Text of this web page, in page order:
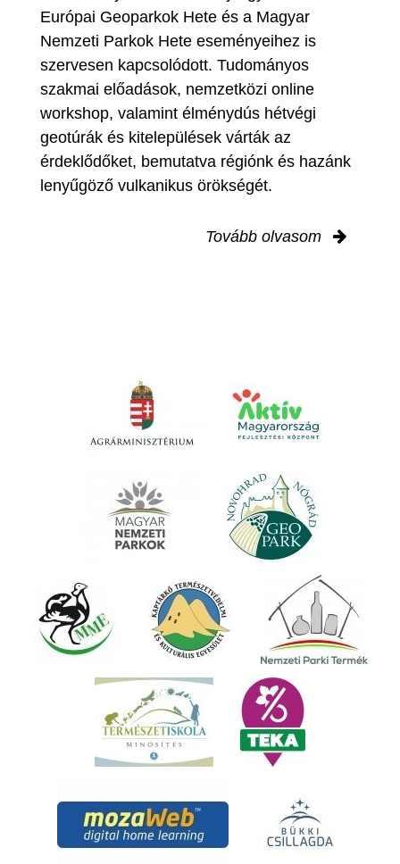
Európai Geoparkok Hete és a Magyar
Nemzeti Parkok Hete eseményeihez is
szervesen kapcsolódott. Tudományos
szakmai előadások, nemzetközi online
workshop, valamint élménydús hétvégi
geotúrák és kitelepülések várták az
érdeklődőket, bemutatva régiónk és hazánk
lenyűgöző vulkanikus örökségét.
Tovább olvasom